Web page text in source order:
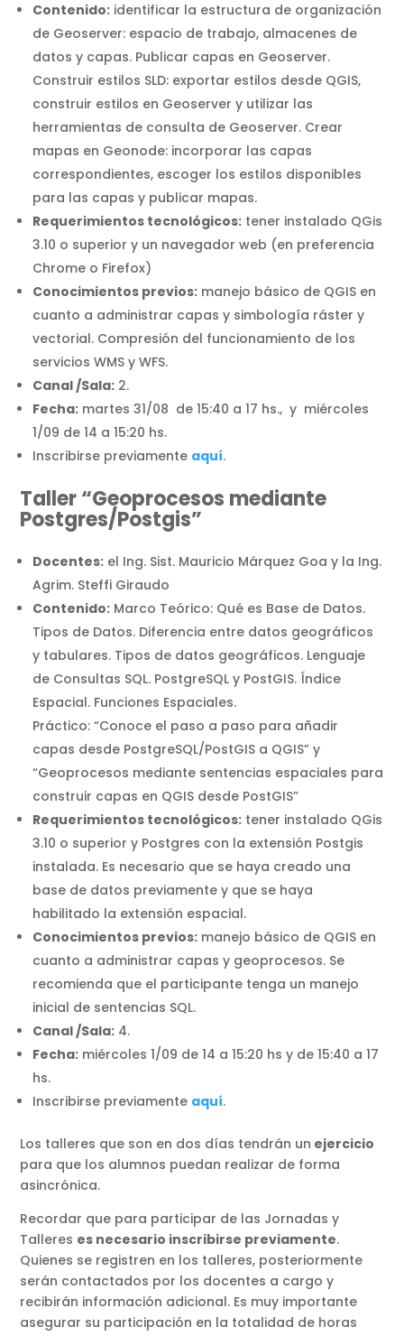
Contenido: identificar la estructura de organización
de Geoserver: espacio de trabajo, almacenes de
datos y capas. Publicar capas en Geoserver.
Construir estilos SLD: exportar estilos desde QGIS,
construir estilos en Geoserver y utilizar las
herramientas de consulta de Geoserver. Crear
mapas en Geonode: incorporar las capas
correspondientes, escoger los estilos disponibles
para las capas y publicar mapas.
Requerimientos tecnológicos: tener instalado QGis
3.10 o superior y un navegador web (en preferencia
Chrome o Firefox)
Conocimientos previos: manejo básico de QGIS en
cuanto a administrar capas y simbología ráster y
vectorial. Compresión del funcionamiento de los
servicios WMS y WFS.
Canal /Sala: 2.
Fecha: martes 31/08 de 15:40 a 17 hs., y miércoles
1/09 de 14 a 15:20 hs.
Inscribirse previamente aquí.
Taller “Geoprocesos mediante
Postgres/Postgis”
Docentes: el Ing. Sist. Mauricio Márquez Goa y la Ing.
Agrim. Steffi Giraudo
Contenido: Marco Teórico: Qué es Base de Datos.
Tipos de Datos. Diferencia entre datos geográficos
y tabulares. Tipos de datos geográficos. Lenguaje
de Consultas SQL. PostgreSQL y PostGIS. Índice
Espacial. Funciones Espaciales.
Práctico: “Conoce el paso a paso para añadir
capas desde PostgreSQL/PostGIS a QGIS” y
“Geoprocesos mediante sentencias espaciales para
construir capas en QGIS desde PostGIS”
Requerimientos tecnológicos: tener instalado QGis
3.10 o superior y Postgres con la extensión Postgis
instalada. Es necesario que se haya creado una
base de datos previamente y que se haya
habilitado la extensión espacial.
Conocimientos previos: manejo básico de QGIS en
cuanto a administrar capas y geoprocesos. Se
recomienda que el participante tenga un manejo
inicial de sentencias SQL.
Canal /Sala: 4.
Fecha: miércoles 1/09 de 14 a 15:20 hs y de 15:40 a 17
hs.
Inscribirse previamente aquí.
Los talleres que son en dos días tendrán un ejercicio
para que los alumnos puedan realizar de forma
asincrónica.
Recordar que para participar de las Jornadas y
Talleres es necesario inscribirse previamente.
Quienes se registren en los talleres, posteriormente
serán contactados por los docentes a cargo y
recibirán información adicional. Es muy importante
asegurar su participación en la totalidad de horas